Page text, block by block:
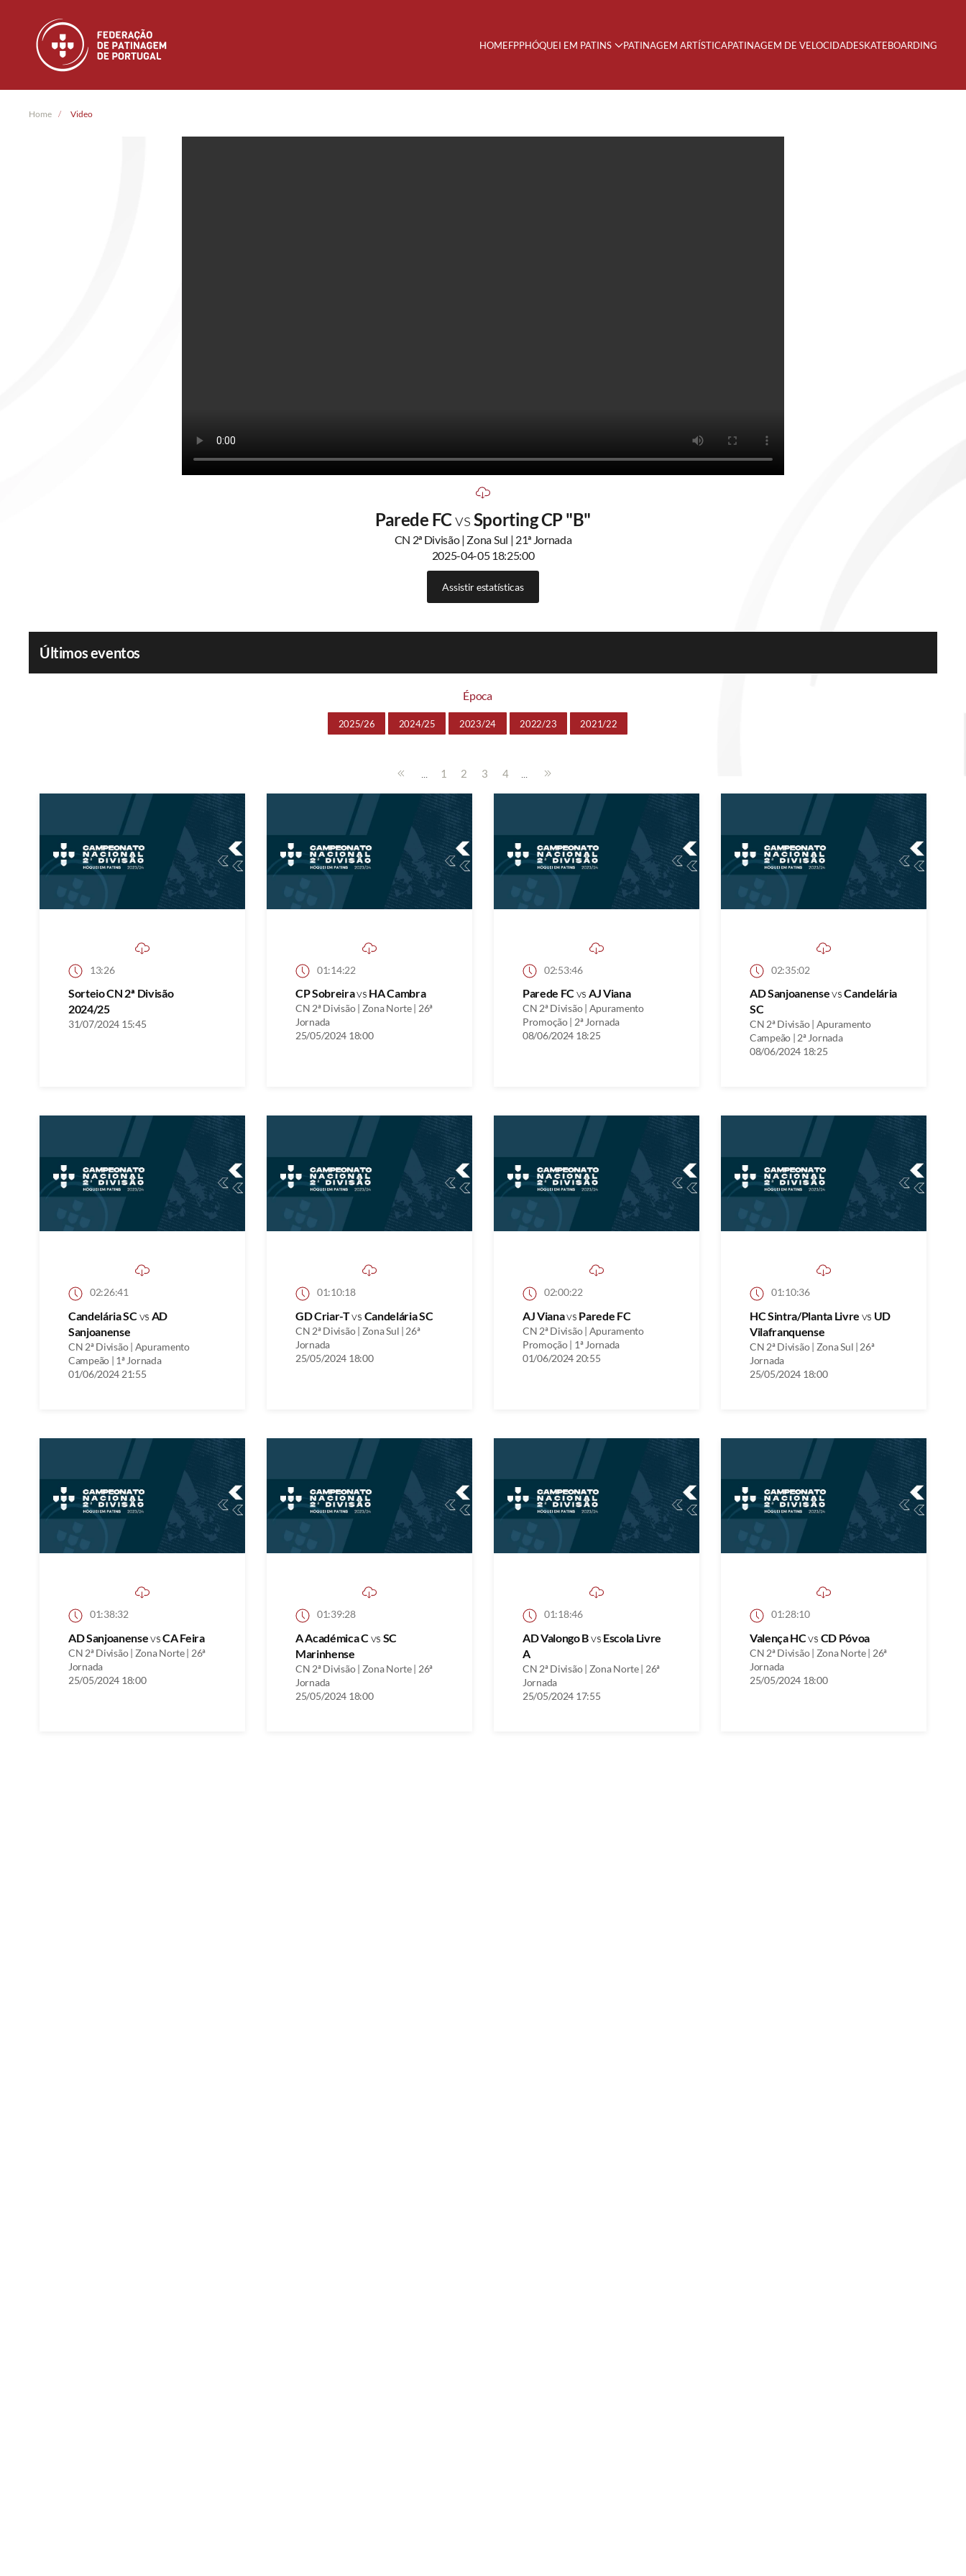
Skip to main content HOMEFPPHÓQUEI EM PATINS PATINAGEM ARTÍSTICAPATINAGEM DE VELOCIDADESKATEBOARDING
Home Video
Parede FCvsSporting CP "B"
CN 2ª Divisão | Zona Sul | 21ª Jornada
2025-04-05 18:25:00
Assistir estatísticas
Últimos eventos
Época
2025/26 2024/25 2023/24 2022/23 2021/22
... 1 2 3 4 ...
13:26
Sorteio CN 2ª Divisão
2024/25
31/07/2024 15:45
01:14:22
CP Sobreiravs HA Cambra
CN 2ª Divisão | Zona Norte | 26ª
Jornada
25/05/2024 18:00
02:53:46
Parede FCvs AJ Viana
CN 2ª Divisão | Apuramento
Promoção | 2ª Jornada
08/06/2024 18:25
02:35:02
AD SanjoanensevsCandelária
SC
CN 2ª Divisão | Apuramento
Campeão | 2ª Jornada
08/06/2024 18:25
02:26:41
Candelária SCvs AD
Sanjoanense
CN 2ª Divisão | Apuramento
Campeão | 1ª Jornada
01/06/2024 21:55
01:10:18
GD Criar-Tvs Candelária SC
CN 2ª Divisão | Zona Sul | 26ª
Jornada
25/05/2024 18:00
02:00:22
AJ Vianavs Parede FC
CN 2ª Divisão | Apuramento
Promoção | 1ª Jornada
01/06/2024 20:55
01:10:36
HC Sintra/Planta Livre vs UD
Vilafranquense
CN 2ª Divisão | Zona Sul | 26ª
Jornada
25/05/2024 18:00
01:38:32
AD SanjoanensevsCA Feira
CN 2ª Divisão | Zona Norte | 26ª
Jornada
25/05/2024 18:00
01:39:28
A Académica Cvs SC
Marinhense
CN 2ª Divisão | Zona Norte | 26ª
Jornada
25/05/2024 18:00
01:18:46
AD Valongo Bvs Escola Livre
A
CN 2ª Divisão | Zona Norte | 26ª
Jornada
25/05/2024 17:55
01:28:10
Valença HCvs CD Póvoa
CN 2ª Divisão | Zona Norte | 26ª
Jornada
25/05/2024 18:00